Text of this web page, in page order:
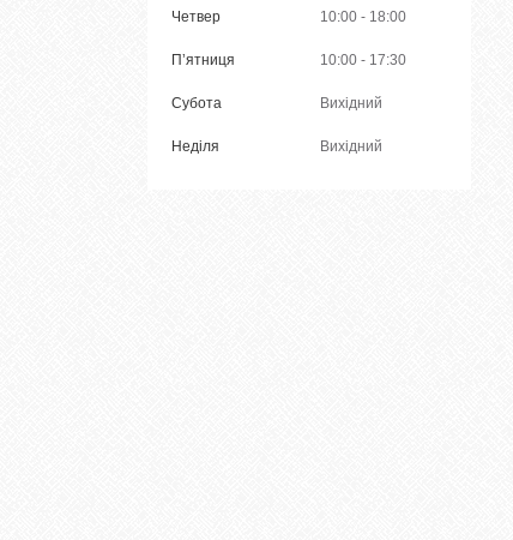
Четвер 10:00 18:00
Пʼятниця 10:00 17:30
Субота Вихідний
Неділя Вихідний